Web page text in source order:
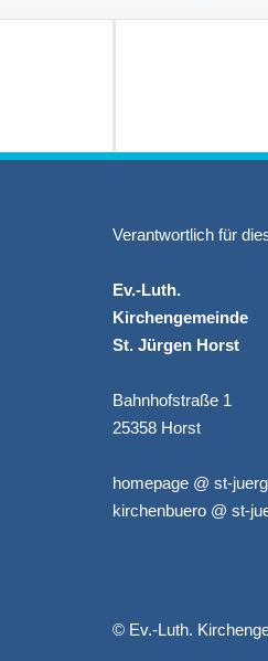
Verantwortlich für
Ev.-Luth.
Kirchengemeinde
St. Jürgen Horst
Bahnhofstraße 1
25358 Horst
homepage @ st-
kirchenbuero @ st-
© Ev.-Luth.